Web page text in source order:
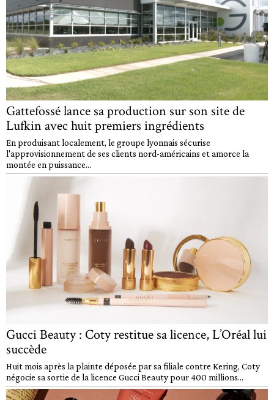
Gattefossé lance sa production sur son site de
Lufkin avec huit premiers ingrédients
En produisant localement, le groupe lyonnais sécurise
l'approvisionnement de ses clients nord-américains et amorce la
montée en puissance...
Gucci Beauty : Coty restitue sa licence, L’Oréal lui
succède
Huit mois après la plainte déposée par sa filiale contre Kering, Coty
négocie sa sortie de la licence Gucci Beauty pour 400 millions...